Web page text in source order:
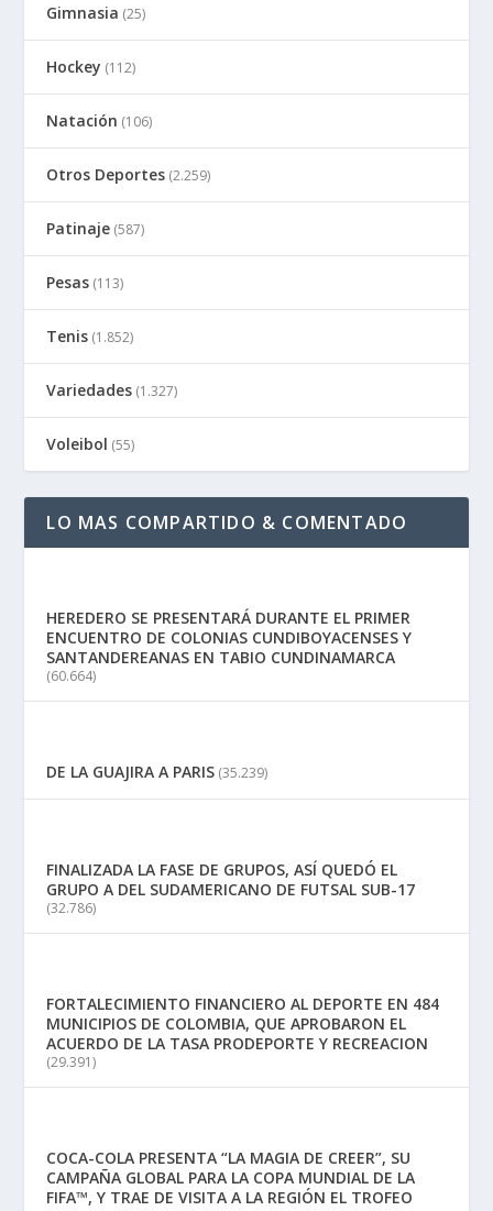
Gimnasia (25)
Hockey (112)
Natación (106)
Otros Deportes (2.259)
Patinaje (587)
Pesas (113)
Tenis (1.852)
Variedades (1.327)
Voleibol (55)
LO MAS COMPARTIDO & COMENTADO
HEREDERO SE PRESENTARÁ DURANTE EL PRIMER
ENCUENTRO DE COLONIAS CUNDIBOYACENSES Y
SANTANDEREANAS EN TABIO CUNDINAMARCA
(60.664)
DE LA GUAJIRA A PARIS (35.239)
FINALIZADA LA FASE DE GRUPOS, ASÍ QUEDÓ EL
GRUPO A DEL SUDAMERICANO DE FUTSAL SUB-17
(32.786)
FORTALECIMIENTO FINANCIERO AL DEPORTE EN 484
MUNICIPIOS DE COLOMBIA, QUE APROBARON EL
ACUERDO DE LA TASA PRODEPORTE Y RECREACION
(29.391)
COCA-COLA PRESENTA “LA MAGIA DE CREER”, SU
CAMPAÑA GLOBAL PARA LA COPA MUNDIAL DE LA
FIFA™, Y TRAE DE VISITA A LA REGIÓN EL TROFEO